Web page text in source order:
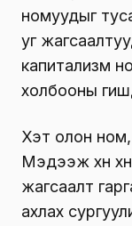
номуудыг
уг
капитализм
холбооны
Хэт олон ном,
Мэдээж хүн
жагсаалт
ахлах